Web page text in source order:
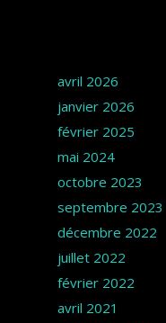
avril 2026
janvier 2026
février 2025
mai 2024
octobre 2023
septembre 2023
décembre 2022
juillet 2022
février 2022
avril 2021